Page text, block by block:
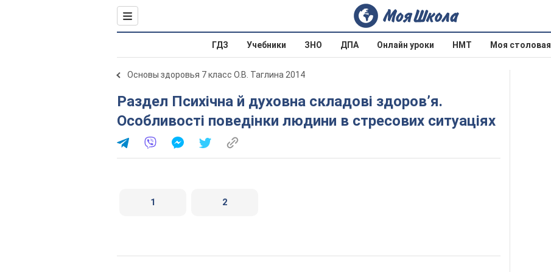
ГДЗ Учебники ЗНО ДПА Онлайн уроки НМТ Моя столовая
Основы здоровья 7 класс О.В. Таглина 2014
Раздел Психічна й духовна складові здоров’я.
Особливості поведінки людини в стресових ситуаціях
1 2